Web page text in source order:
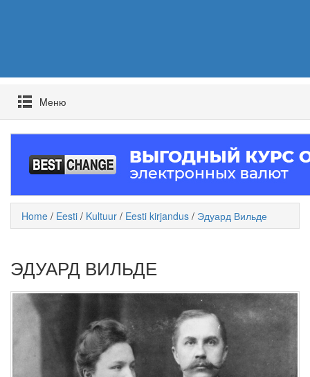
Mеню
Home / Eesti / Kultuur / Eesti kirjandus / Эдуард Вильде
ЭДУАРД ВИЛЬДЕ